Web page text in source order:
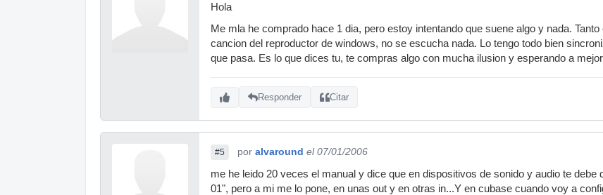
Hola
Me mla he comprado hace 1 dia, pero estoy intentando que suene algo y nada.
cancion del reproductor de windows, no se escucha nada. Lo tengo todo bien
que pasa. Es lo que dices tu, te compras algo con mucha ilusion y esperando a
Responder Citar
#5 por alvaround el 07/01/2006
me he leido 20 veces el manual y dice que en dispositivos de sonido y audio te
01", pero a mi me lo pone, en unas out y en otras in...Y en cubase cuando voy a